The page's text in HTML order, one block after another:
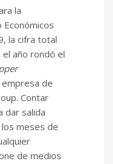
la
Económicos
la cifra total
año rondó el
de
Contar
dar salida
meses de
de medios